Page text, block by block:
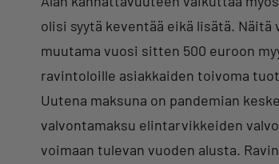
olisi syytä keventää eikä lisätä.
muutama vuosi sitten 500 euroon
ravintoloille asiakkaiden toivoma
Uutena maksuna on pandemian
valvontamaksu elintarvikkeiden
voimaan tulevan vuoden alusta.